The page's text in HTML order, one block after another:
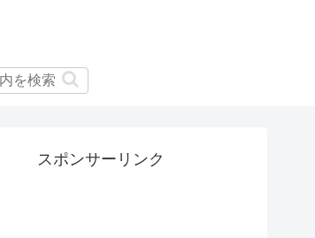
スポンサーリンク